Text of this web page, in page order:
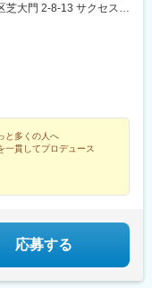
大門 2-8-13 サクセス芝
江戸線「大門」駅A6番
」駅A3番出口より徒歩
※適用開始時期は部署
と多くの人へ
一貫してプロデュース
応募する